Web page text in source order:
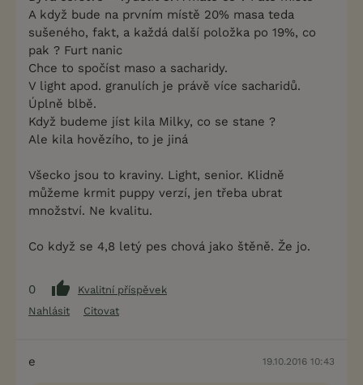
A když bude na prvním místě 20% masa teda
sušeného, fakt, a každá další položka po 19%, co
pak ? Furt nanic
Chce to spočíst maso a sacharidy.
V light apod. granulích je právě více sacharidů.
Úplně blbě.
Když budeme jíst kila Milky, co se stane ?
Ale kila hovězího, to je jiná
Všecko jsou to kraviny. Light, senior. Klidně
můžeme krmit puppy verzí, jen třeba ubrat
množství. Ne kvalitu.
Co když se 4,8 letý pes chová jako štěně. Že jo.
0
Kvalitní příspěvek
Nahlásit
Citovat
e 19.10.2016 10:43